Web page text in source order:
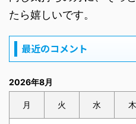
たら嬉しいです。
最近のコメント
2026年8月
月 火 水 木